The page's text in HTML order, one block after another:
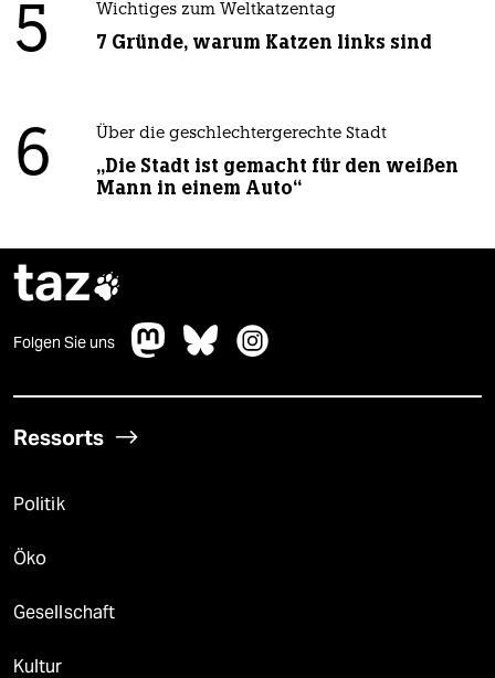
5 Wichtiges zum Weltkatzentag
7 Gründe, warum Katzen links sind
6 Über die geschlechtergerechte Stadt
„Die Stadt ist gemacht für den weißen
Mann in einem Auto“
taz
Folgen Sie uns
Ressorts
Politik
Öko
Gesellschaft
Kultur